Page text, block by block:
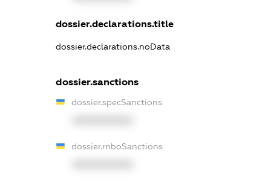
dossier.declarations.title
dossier.declarations.noData
dossier.sanctions
dossier.specSanctions
dossier.rnboSanctions